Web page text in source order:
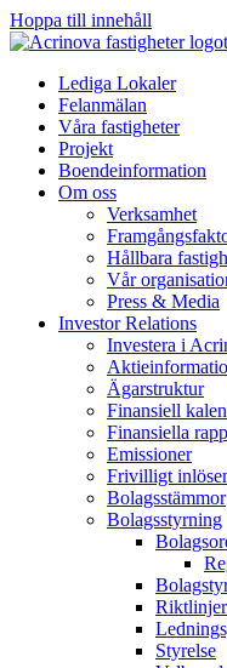
Hoppa till innehåll
Lediga Lokaler
Felanmälan
Våra fastigheter
Projekt
Boendeinformation
Om oss
Verksamhet
Hållbara
Vår
Press & Media
Investor Relations
Investera i
Ägarstruktur
Finansiell
Finansiella
Emissioner
Frivilligt
Bolagsstämmor
Bolagsstyrning
Styrelse